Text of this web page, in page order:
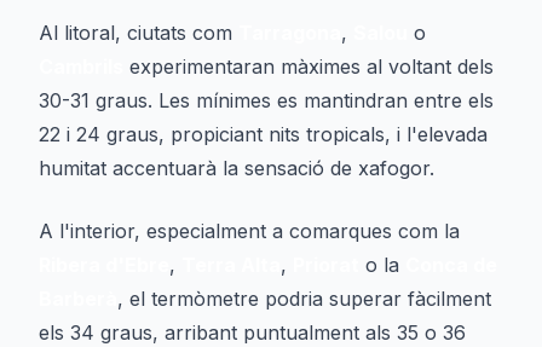
Al litoral, ciutats com ,
o
experimentaran màximes al voltant dels
30-31 graus. Les mínimes es mantindran entre els
22 i 24 graus, propiciant nits tropicals, i l'elevada
humitat accentuarà la sensació de xafogor.
A l'interior, especialment a comarques com la
, , o la
, el termòmetre podria superar fàcilment
els 34 graus, arribant puntualment als 35 o 36